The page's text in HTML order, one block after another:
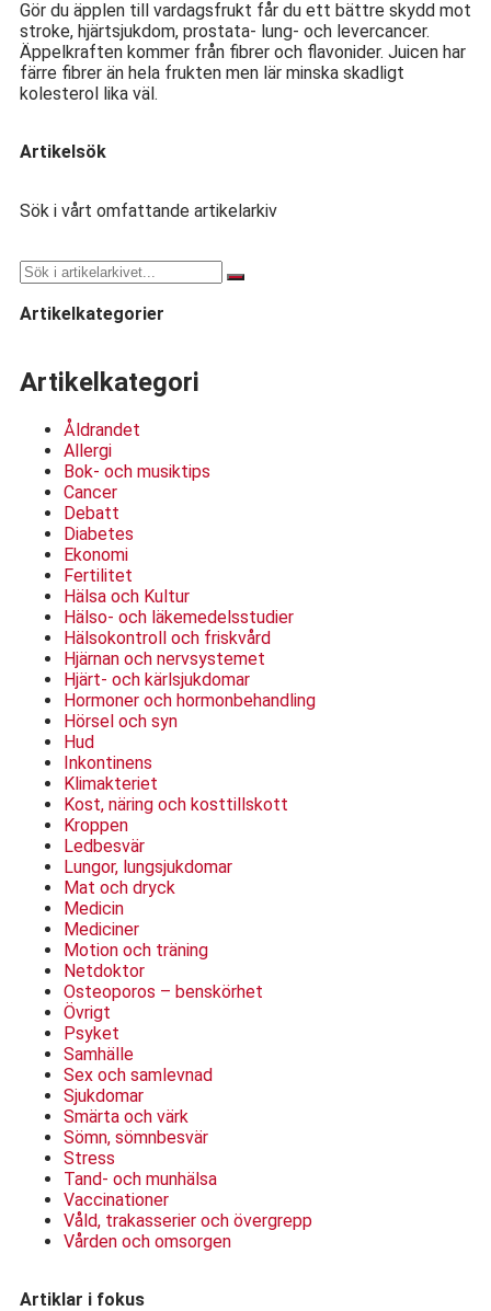
Gör du äpplen till vardagsfrukt får du ett bättre skydd mot
stroke, hjärtsjukdom, prostata- lung- och levercancer.
Äppelkraften kommer från fibrer och flavonider. Juicen har
färre fibrer än hela frukten men lär minska skadligt
kolesterol lika väl.
Artikelsök
Sök i vårt omfattande artikelarkiv
Artikelkategorier
Artikelkategori
Åldrandet
Allergi
Bok- och musiktips
Cancer
Debatt
Diabetes
Ekonomi
Fertilitet
Hälsa och Kultur
Hälso- och läkemedelsstudier
Hälsokontroll och friskvård
Hjärnan och nervsystemet
Hjärt- och kärlsjukdomar
Hormoner och hormonbehandling
Hörsel och syn
Hud
Inkontinens
Klimakteriet
Kost, näring och kosttillskott
Kroppen
Ledbesvär
Lungor, lungsjukdomar
Mat och dryck
Medicin
Mediciner
Motion och träning
Netdoktor
Osteoporos – benskörhet
Övrigt
Psyket
Samhälle
Sex och samlevnad
Sjukdomar
Smärta och värk
Sömn, sömnbesvär
Stress
Tand- och munhälsa
Vaccinationer
Våld, trakasserier och övergrepp
Vården och omsorgen
Artiklar i fokus